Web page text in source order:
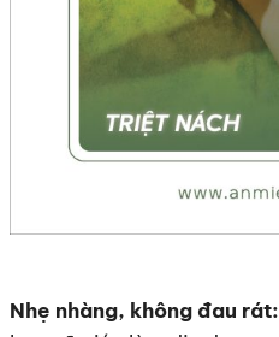
Nhẹ nhàng, không đau rát: